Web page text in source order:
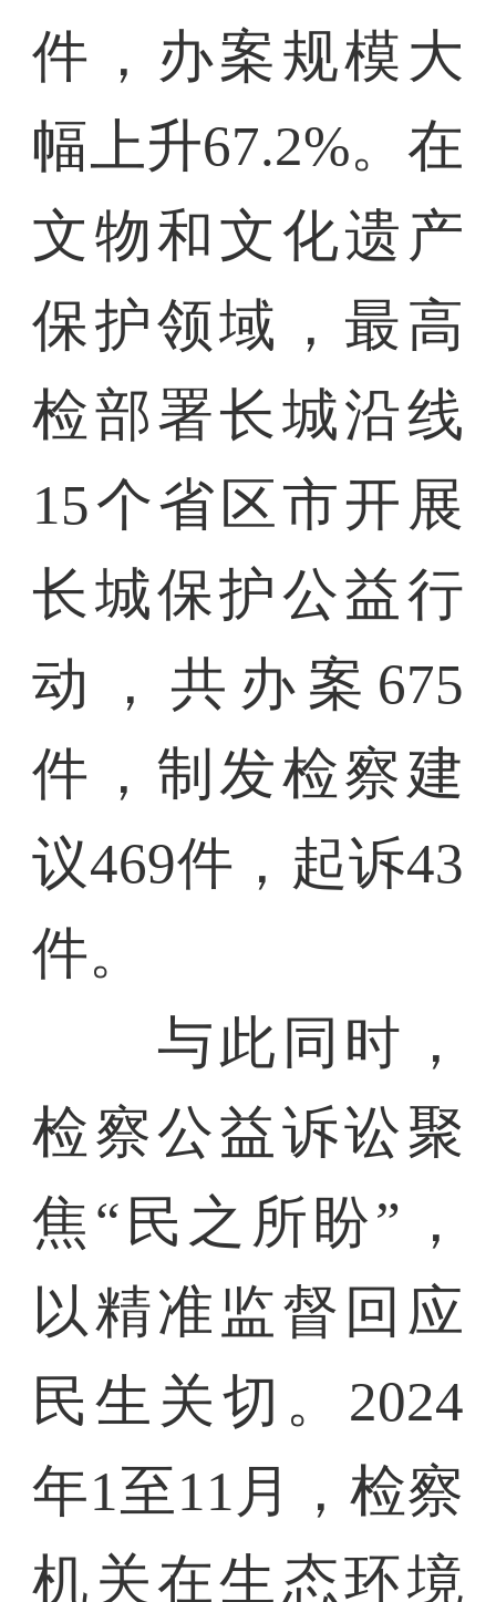
件，办案规模大
幅上升67.2%。在
文物和文化遗产
保护领域，最高
检部署长城沿线
15个省区市开展
长城保护公益行
动，共办案675
件，制发检察建
议469件，起诉43
件。
与此同时，
检察公益诉讼聚
焦“民之所盼”，
以精准监督回应
民生关切。2024
年1至11月，检察
机关在生态环境